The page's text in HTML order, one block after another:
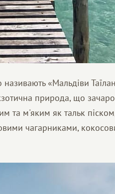
«Мальдіви
природа, що
та м'яким як тальк
чагарниками,